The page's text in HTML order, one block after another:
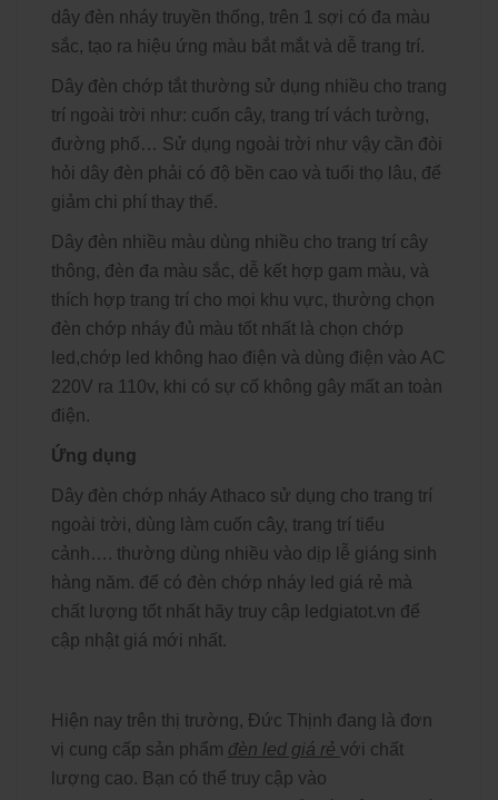
dây đèn nháy truyền thống, trên 1 sợi có đa màu
sắc, tạo ra hiệu ứng màu bắt mắt và dễ trang trí.
Dây đèn chớp tắt thường sử dụng nhiều cho trang
trí ngoài trời như: cuốn cây, trang trí vách tường,
đường phố… Sử dụng ngoài trời như vậy cần đòi
hỏi dây đèn phải có độ bền cao và tuổi thọ lâu, để
giảm chi phí thay thế.
Dây đèn nhiều màu dùng nhiều cho trang trí cây
thông, đèn đa màu sắc, dễ kết hợp gam màu, và
thích hợp trang trí cho mọi khu vực, thường chọn
đèn chớp nháy đủ màu tốt nhất là chọn chớp
led,chớp led không hao điện và dùng điện vào AC
220V ra 110v, khi có sự cố không gây mất an toàn
điện.
Ứng dụng
Dây đèn chớp nháy Athaco sử dụng cho trang trí
ngoài trời, dùng làm cuốn cây, trang trí tiểu
cảnh…. thường dùng nhiều vào dịp lễ giáng sinh
hàng năm. để có đèn chớp nháy led giá rẻ mà
chất lượng tốt nhất hãy truy cập ledgiatot.vn để
cập nhật giá mới nhất.
Hiện nay trên thị trường, Đức Thịnh đang là đơn
vị cung cấp sản phẩm đèn led giá rẻ với chất
lượng cao. Bạn có thể truy cập vào